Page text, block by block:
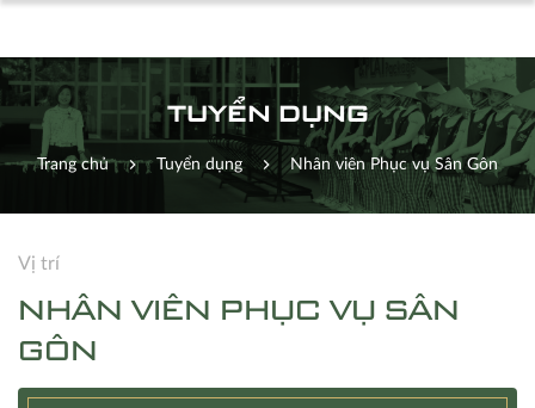
TUYỂN DỤNG
Trang chủ Tuyển dụng Nhân viên Phục vụ Sân Gôn
Vị trí
NHÂN VIÊN PHỤC VỤ SÂN
GÔN